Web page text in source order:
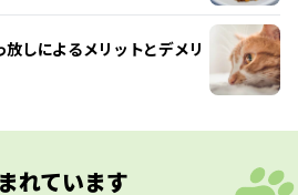
しによるメリットとデメリ
れています